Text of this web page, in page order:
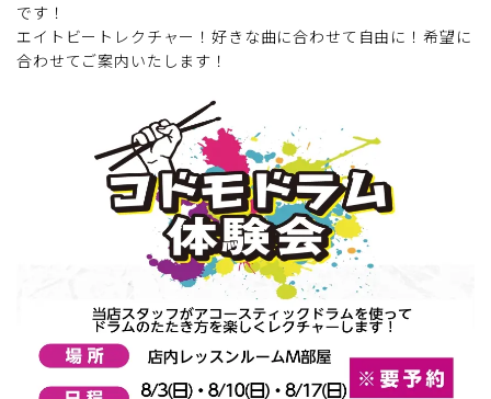
です！
エイトビートレクチャー！好きな曲に合わせて自由に！希望に
合わせてご案内いたします！